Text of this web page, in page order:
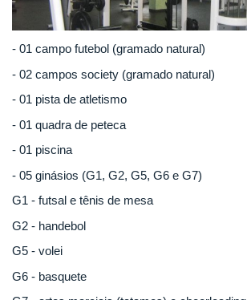
- 01 campo futebol (gramado natural)
- 02 campos society (gramado natural)
- 01 pista de atletismo
- 01 quadra de peteca
- 01 piscina
- 05 ginásios (G1, G2, G5, G6 e G7)
G1 - futsal e tênis de mesa
G2 - handebol
G5 - volei
G6 - basquete